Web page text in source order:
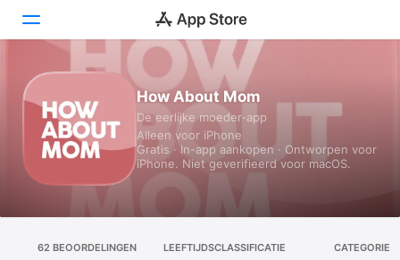
Games
Apps
How About Mom
De eerlijke moeder-app
Alleen voor iPhone
Gratis · In-app aankopen · Ontworpen voor
iPhone. Niet geverifieerd voor macOS.
62 BEOOR­DELINGEN LEEFTIJDSCLASSIFICATIE CATEGORIE